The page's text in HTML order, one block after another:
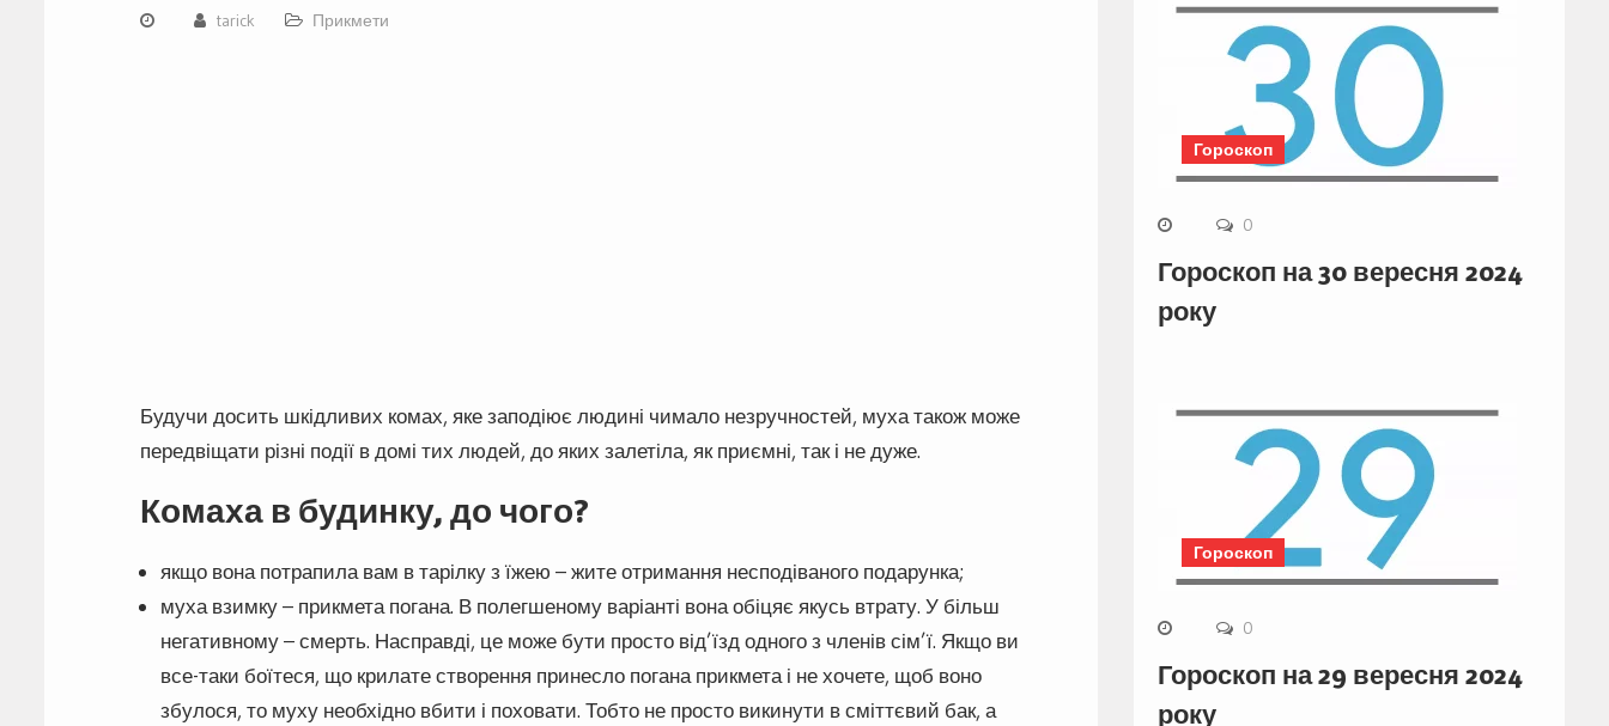
tarick Прикмети
Будучи досить шкідливих комах, яке заподіює людині чимало незручностей, муха також може
передвіщати різні події в домі тих людей, до яких залетіла, як приємні, так і не дуже.
Комаха в будинку, до чого?
якщо вона потрапила вам в тарілку з їжею – жите отримання несподіваного подарунка;
муха взимку – прикмета погана. В полегшеному варіанті вона обіцяє якусь втрату. У більш
негативному – смерть. Насправді, це може бути просто від’їзд одного з членів сім’ї. Якщо ви
все-таки боїтеся, що крилате створення принесло погана прикмета і не хочете, щоб воно
збулося, то муху необхідно вбити і поховати. Тобто не просто викинути в сміттєвий бак, а
Гороскоп
0
Гороскоп на 30 вересня 2024
року
Гороскоп
0
Гороскоп на 29 вересня 2024
року